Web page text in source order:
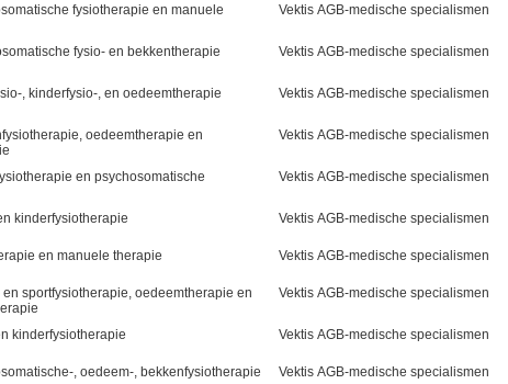
fysiotherapie en manuele
Vektis AGB-medische specialismen
fysio- en bekkentherapie Vektis AGB-medische specialismen
, kinderfysio-, en oedeemtherapie Vektis AGB-medische specialismen
oedeemtherapie en
Vektis AGB-medische specialismen
en psychosomatische
Vektis AGB-medische specialismen
kinderfysiotherapie Vektis AGB-medische specialismen
en manuele therapie Vektis AGB-medische specialismen
sportfysiotherapie, oedeemtherapie en
Vektis AGB-medische specialismen
kinderfysiotherapie Vektis AGB-medische specialismen
, oedeem-, bekkenfysiotherapie Vektis AGB-medische specialismen